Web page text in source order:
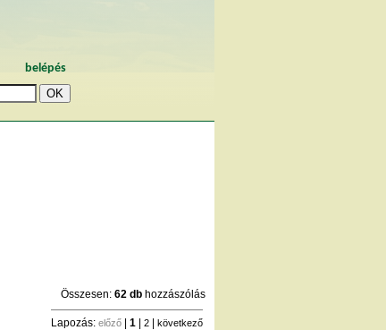
belépés
Összesen: 62 db hozzászólás
Lapozás: előző | 1 | 2 | következő